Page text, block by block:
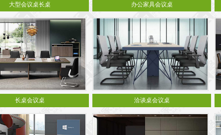
大型会议桌长桌 办公家具会议桌
长桌会议桌 洽谈桌会议桌